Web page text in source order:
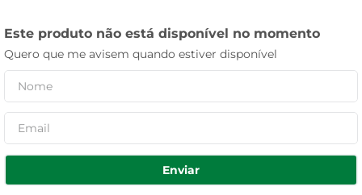
Este produto não está disponível no momento
Quero que me avisem quando estiver disponível
Enviar